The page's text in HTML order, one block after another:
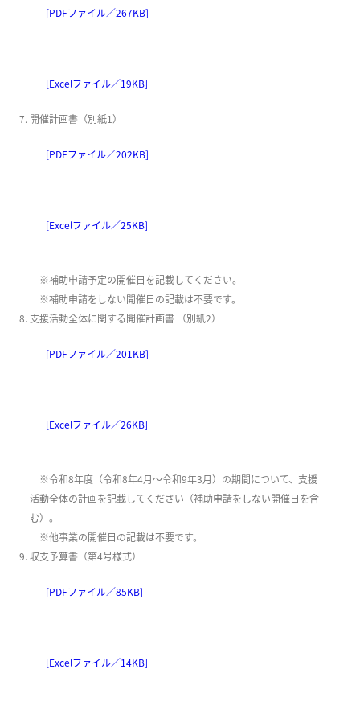
[PDFファイル／267KB]
[Excelファイル／19KB]
開催計画書（別紙1）
[PDFファイル／202KB]
[Excelファイル／25KB]
※補助申請予定の開催日を記載してください。
※補助申請をしない開催日の記載は不要です。
支援活動全体に関する開催計画書 （別紙2）
[PDFファイル／201KB]
[Excelファイル／26KB]
※令和8年度（令和8年4月～令和9年3月）の期間について、支援
活動全体の計画を記載してください（補助申請をしない開催日を含
む）。
※他事業の開催日の記載は不要です。
収支予算書（第4号様式）
[PDFファイル／85KB]
[Excelファイル／14KB]